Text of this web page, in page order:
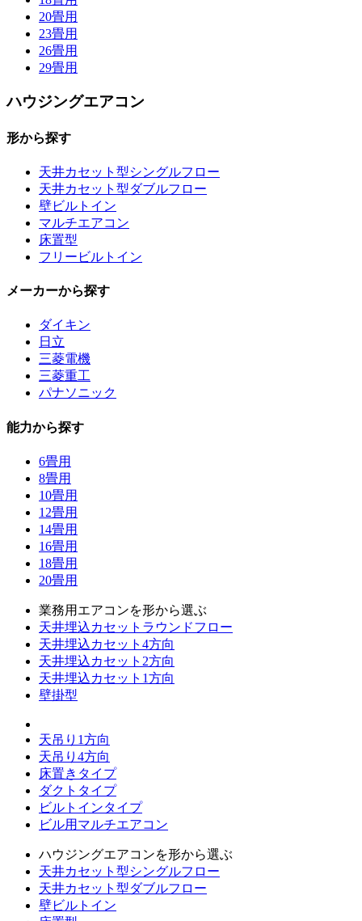
20畳用
23畳用
26畳用
29畳用
ハウジングエアコン
形から探す
天井カセット型シングルフロー
天井カセット型ダブルフロー
壁ビルトイン
マルチエアコン
床置型
フリービルトイン
メーカーから探す
ダイキン
日立
三菱電機
三菱重工
パナソニック
能力から探す
6畳用
8畳用
10畳用
12畳用
14畳用
16畳用
18畳用
20畳用
業務用エアコンを形から選ぶ
天井埋込カセットラウンドフロー
天井埋込カセット4方向
天井埋込カセット2方向
天井埋込カセット1方向
壁掛型
天吊り1方向
天吊り4方向
床置きタイプ
ダクトタイプ
ビルトインタイプ
ビル用マルチエアコン
ハウジングエアコンを形から選ぶ
天井カセット型シングルフロー
天井カセット型ダブルフロー
壁ビルトイン